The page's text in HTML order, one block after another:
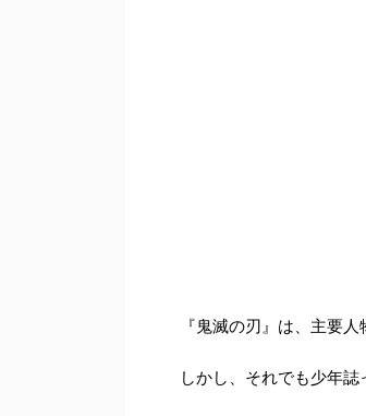
『鬼滅の刃』は、主要
しかし、それでも少年誌